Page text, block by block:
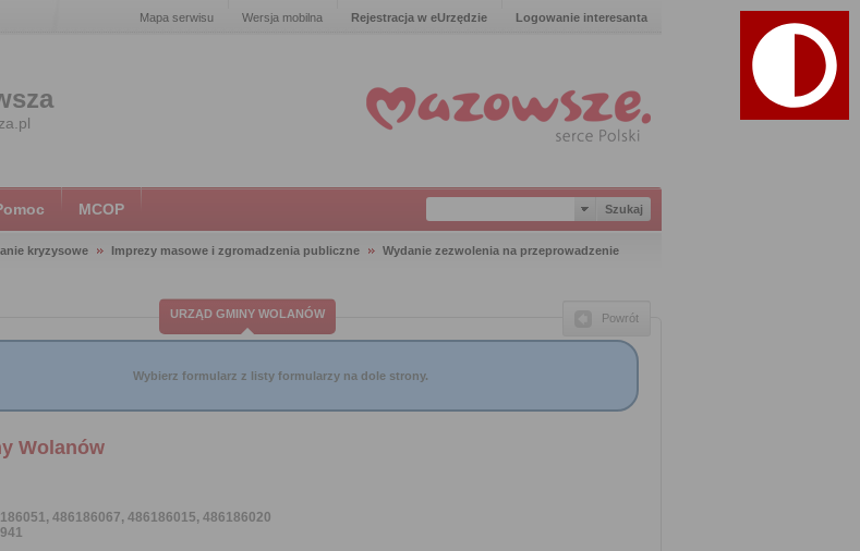
Mapa serwisu Wersja mobilna Rejestracja w eUrzędzie Logowanie interesanta
MCOP
kryzysowe Imprezy masowe i zgromadzenia publiczne
Wydanie zezwolenia na przeprowadzenie
URZĄD GMINY WOLANÓW Powrót
Wybierz formularz z listy formularzy na dole strony.
Wolanów
486186067, 486186015, 486186020